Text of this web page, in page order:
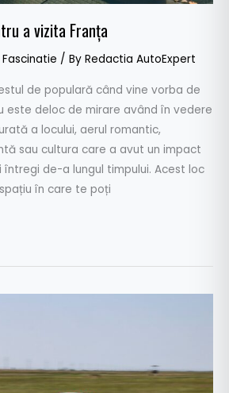
a vizita Franța
Fascinatie / By Redactia AutoExpert
de populară când vine vorba de
este deloc de mirare având în vedere
a locului, aerul romantic,
sau cultura care a avut un impact
întregi de-a lungul timpului. Acest loc
în care te poți